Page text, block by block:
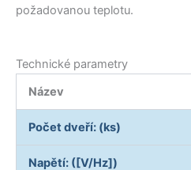
požadovanou teplotu.
Technické parametry
Název
Počet dveří: (ks)
Napětí: ([V/Hz])